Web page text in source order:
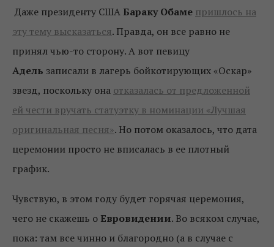
Даже президенту США Бараку Обаме пришлось на
эту тему высказаться. Правда, он все равно не
принял чью-то сторону. А вот певицу
Адель записали в лагерь бойкотирующих «Оскар»
звезд, поскольку она отказалась от предложенной
ей чести вручать статуэтку в номинации «Лучшая
оригинальная песня». Но потом оказалось, что дата
церемонии просто не вписалась в ее плотный
график.
Чувствую, в этом году будет горячая церемония,
чего не скажешь о Евровидении. Во всяком случае,
пока: там все чинно и благородно (а в случае с